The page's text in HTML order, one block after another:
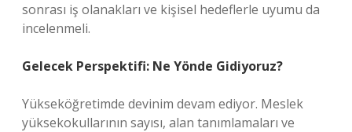
sonrası iş olanakları ve kişisel hedeflerle uyumu da
incelenmeli.
Gelecek Perspektifi: Ne Yönde Gidiyoruz?
Yükseköğretimde devinim devam ediyor. Meslek
yüksekokullarının sayısı, alan tanımlamaları ve